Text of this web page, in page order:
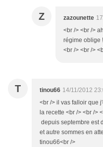
Z zazounette
<br /> <br />
régime oblige
<br /> <br />
T tinou66 14/11/2012
<br /> il vas falloir que
la recette <br /> <br />
depuis septembre est
et autre sommes en
tinou66<br />